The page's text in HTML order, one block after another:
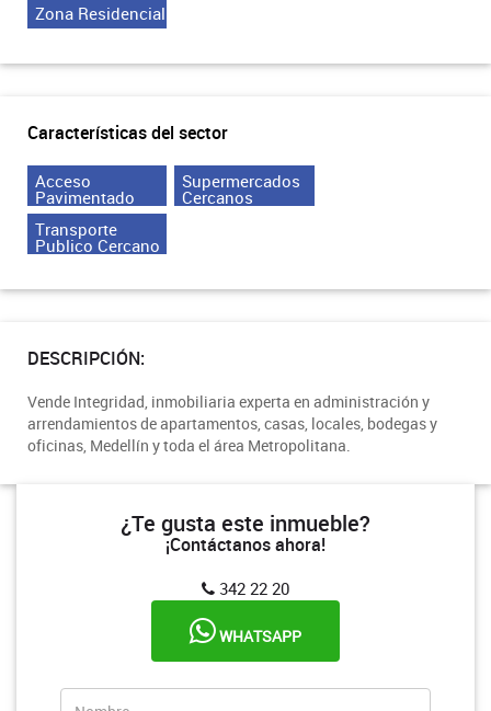
Zona Residencial
Características del sector
Acceso
Pavimentado
Supermercados
Cercanos
Transporte
Publico Cercano
DESCRIPCIÓN:
Vende Integridad, inmobiliaria experta en administración y
arrendamientos de apartamentos, casas, locales, bodegas y
oficinas, Medellín y toda el área Metropolitana.
¿Te gusta este inmueble?
¡Contáctanos ahora!
342 22 20
WHATSAPP